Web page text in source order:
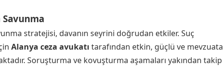
stratejisi, davanın seyrini doğrudan etkiler. Suç
Alanya ceza avukatı tarafından etkin, güçlü ve mevzuata
Soruşturma ve kovuşturma aşamaları yakından takip